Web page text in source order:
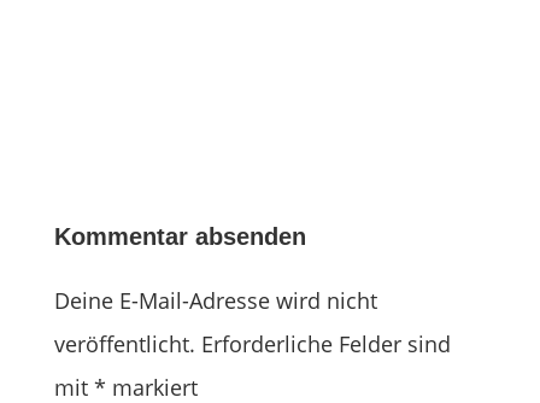
Kommentar absenden
Deine E-Mail-Adresse wird nicht
veröffentlicht. Erforderliche Felder sind
mit * markiert